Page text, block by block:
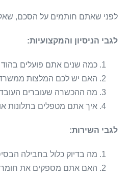
לפני שאתם חותמים על הסכם,
לגבי הניסיון והמקצועיות:
כמה שנים אתם פועלים בהוד
האם יש לכם המלצות
מה ההכשרה שעוברים
איך אתם מטפלים בתלונות או
לגבי השירות:
מה בדיוק כלול בחבילה
האם אתם מספקים את חומרי